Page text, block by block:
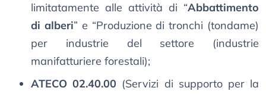
limitatamente alle attività di “Abbattimento
di alberi” e “Produzione di tronchi (tondame)
per industrie del settore (industrie
manifatturiere forestali);
ATECO 02.40.00 (Servizi di supporto per la